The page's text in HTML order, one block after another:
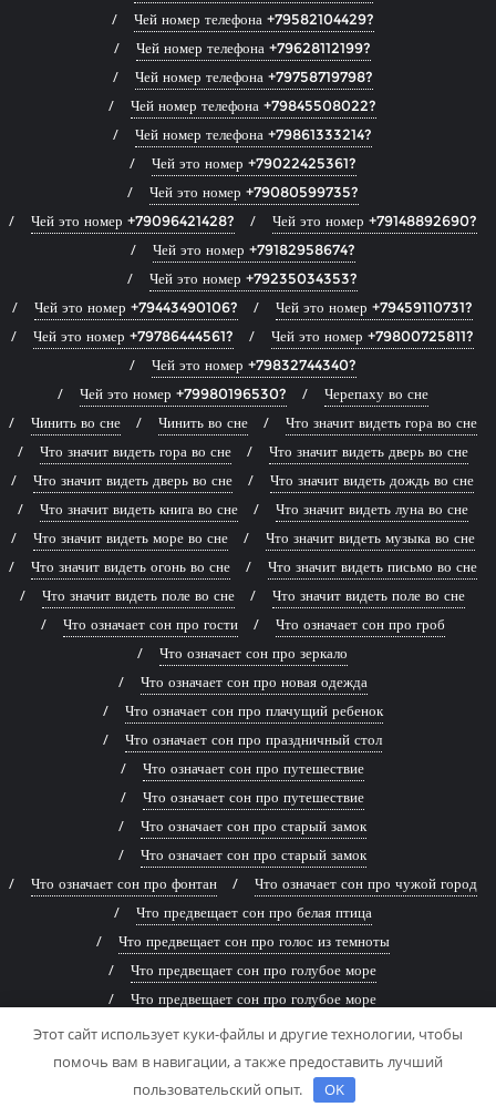
Чей номер телефона +79582104429?
Чей номер телефона +79628112199?
Чей номер телефона +79758719798?
Чей номер телефона +79845508022?
Чей номер телефона +79861333214?
Чей это номер +79022425361?
Чей это номер +79080599735?
Чей это номер +79096421428?
Чей это номер +79148892690?
Чей это номер +79182958674?
Чей это номер +79235034353?
Чей это номер +79443490106?
Чей это номер +79459110731?
Чей это номер +79786444561?
Чей это номер +79800725811?
Чей это номер +79832744340?
Чей это номер +79980196530?
Черепаху во сне
Чинить во сне
Чинить во сне
Что значит видеть гора во сне
Что значит видеть гора во сне
Что значит видеть дверь во сне
Что значит видеть дверь во сне
Что значит видеть дождь во сне
Что значит видеть книга во сне
Что значит видеть луна во сне
Что значит видеть море во сне
Что значит видеть музыка во сне
Что значит видеть огонь во сне
Что значит видеть письмо во сне
Что значит видеть поле во сне
Что значит видеть поле во сне
Что означает сон про гости
Что означает сон про гроб
Что означает сон про зеркало
Что означает сон про новая одежда
Что означает сон про плачущий ребенок
Что означает сон про праздничный стол
Что означает сон про путешествие
Что означает сон про путешествие
Что означает сон про старый замок
Что означает сон про старый замок
Что означает сон про фонтан
Что означает сон про чужой город
Что предвещает сон про белая птица
Что предвещает сон про голос из темноты
Что предвещает сон про голубое море
Что предвещает сон про голубое море
Что предвещает сон про древняя книга
Что предвещает сон про живописная река
Что предвещает сон про заброшенный дом
Этот сайт использует куки-файлы и другие технологии, чтобы
помочь вам в навигации, а также предоставить лучший
пользовательский опыт.
OK